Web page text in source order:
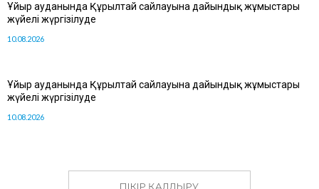
Ұйғыр ауданында Құрылтай сайлауына дайындық жұмыстары
жүйелі жүргізілуде
10.08.2026
Ұйғыр ауданында Құрылтай сайлауына дайындық жұмыстары
жүйелі жүргізілуде
10.08.2026
ПІКІР ҚАЛДЫРУ